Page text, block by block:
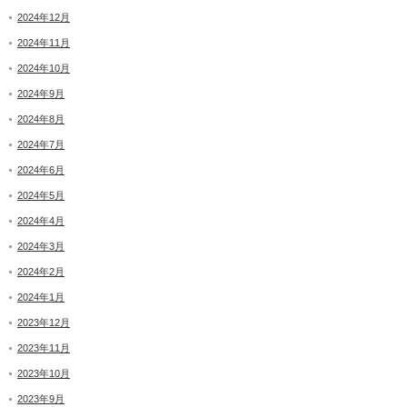
2024年12月
2024年11月
2024年10月
2024年9月
2024年8月
2024年7月
2024年6月
2024年5月
2024年4月
2024年3月
2024年2月
2024年1月
2023年12月
2023年11月
2023年10月
2023年9月